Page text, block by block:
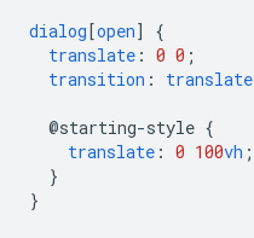
dialog[open]
{
translate : 0 0 ;
transition : translate
@starting-style {
translate : 0 100vh ;
}
}